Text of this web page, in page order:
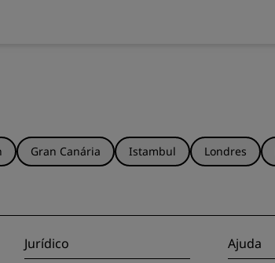
Gran Canária Istambul Londres
Jurídico Ajuda